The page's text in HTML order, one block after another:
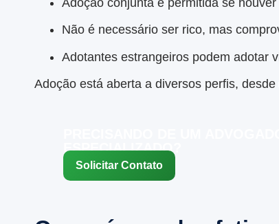
Não é necessário ser rico, mas
Adotantes estrangeiros podem adotar
Adoção está aberta a diversos perfis,
ESPECIALIZADO?
Solicitar Contato